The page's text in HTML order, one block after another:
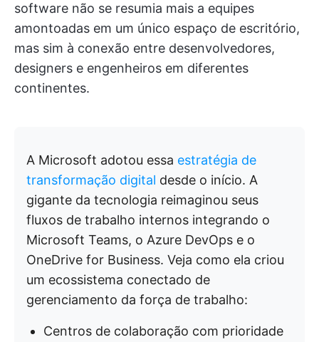
software não se resumia mais a equipes
amontoadas em um único espaço de escritório,
mas sim à conexão entre desenvolvedores,
designers e engenheiros em diferentes
continentes.
A Microsoft adotou essa estratégia de
transformação digital desde o início. A
gigante da tecnologia reimaginou seus
fluxos de trabalho internos integrando o
Microsoft Teams, o Azure DevOps e o
OneDrive for Business. Veja como ela criou
um ecossistema conectado de
gerenciamento da força de trabalho:
Centros de colaboração com prioridade